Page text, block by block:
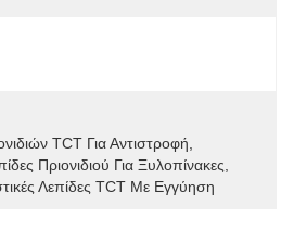
TCT Για Αντιστροφή
Πριονιδιού Για Ξυλοπίνακες
Λεπίδες TCT Με Εγγύηση